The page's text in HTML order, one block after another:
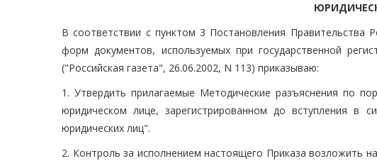
В соответствии с пунктом 3 Постановления Правительства
форм документов, используемых при государственной
("Российская газета", 26.06.2002, N 113) приказываю:
1. Утвердить прилагаемые Методические разъяснения по
юридическом лице, зарегистрированном до вступления в
юридических лиц".
2. Контроль за исполнением настоящего Приказа возложить